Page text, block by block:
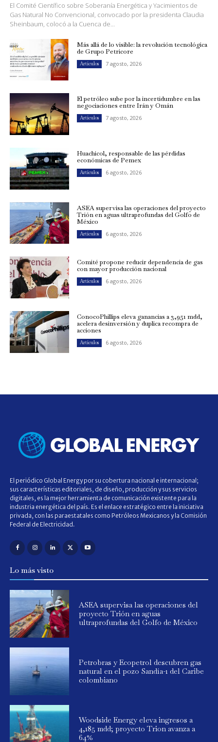
El Comité Científico sobre Soberanía Energética y Yacimientos de
Gas Natural No Convencional, convocado por la presidenta Claudia
Sheinbaum, colocó a la Cuenca de...
Más allá de lo visible: la revolución tecnológica
de Grupo Petricore
Artículos 7 agosto, 2026
El petróleo sube por la incertidumbre en las
negociaciones entre Irán y Omán
Artículos 7 agosto, 2026
Huachicol, responsable de las pérdidas
económicas de Pemex
Artículos 6 agosto, 2026
ASEA supervisa las operaciones del proyecto
Trión en aguas ultraprofundas del Golfo de
México
Artículos 6 agosto, 2026
Comité propone reducir dependencia de gas
con mayor producción nacional
Artículos 6 agosto, 2026
ConocoPhillips eleva ganancias a 3,951 mdd,
acelera desinversión y duplica recompra de
acciones
Artículos 6 agosto, 2026
El periódico Global Energy por su cobertura nacional e internacional;
sus características editoriales, de diseño, producción y sus servicios
digitales, es la mejor herramienta de comunicación existente para la
industria energética del país. Es el enlace estratégico entre la iniciativa
privada, con las paraestatales como Petróleos Mexicanos y la Comisión
Federal de Electricidad.
Lo más visto
ASEA supervisa las operaciones del
proyecto Trión en aguas
ultraprofundas del Golfo de México
Petrobras y Ecopetrol descubren gas
natural en el pozo Sandía-1 del Caribe
colombiano
Woodside Energy eleva ingresos a
4,185 mdd; proyecto Trion avanza a
64%